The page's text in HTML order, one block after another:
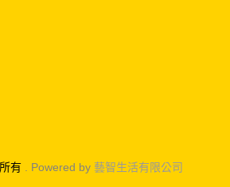
有. Powered by 藝智生活有限公司